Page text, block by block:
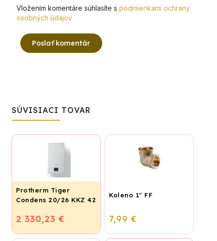
Vložením komentáre súhlasíte s podmienkami ochrany
osobných údajov
Poslať komentár
SÚVISIACI TOVAR
Protherm Tiger
Condens 20/26 KKZ 42
2 330,23 €
Koleno 1" FF
7,99 €